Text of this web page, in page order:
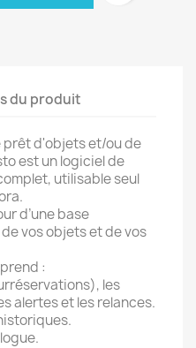
du produit
prêt d'objets et/ou de
est un logiciel de
utilisable seul
d’une base
vos objets et de vos
:
les
alertes et les relances.